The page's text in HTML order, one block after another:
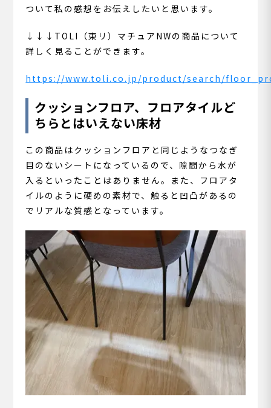
ついて私の感想をお伝えしたいと思います。
↓↓↓TOLI（東リ）マチュアNWの商品について
詳しく見ることができます。
https://www.toli.co.jp/product/search/
クッションフロア、フロアタイルど
ちらとはいえない床材
この商品はクッションフロアと同じようなつなぎ
目のないシートになっているので、隙間から水が
入るといったことはありません。また、フロアタ
イルのように硬めの素材で、触ると凹凸があるの
でリアルな質感となっています。